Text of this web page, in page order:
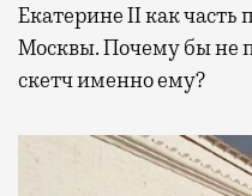
Екатерине II как часть
Москвы. Почему бы не
скетч именно ему?